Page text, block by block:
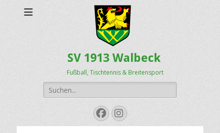
SV 1913 Walbeck
Fußball, Tischtennis & Breitensport
Suchen
nach:
Facebook
Instagram